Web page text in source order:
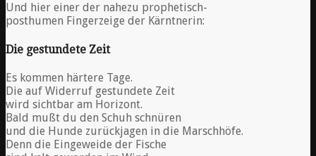
Und hier einer der nahezu prophetisch-
posthumen Fingerzeige der Kärntnerin:
Die gestundete Zeit
Es kommen härtere Tage.
Die auf Widerruf gestundete Zeit
wird sichtbar am Horizont.
Bald mußt du den Schuh schnüren
und die Hunde zurückjagen in die Marschhöfe.
Denn die Eingeweide der Fische